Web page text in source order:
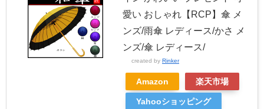
愛い おしゃれ【RCP】傘 メ
ンズ/雨傘 レディース/かさ メ
ンズ/傘 レディース/
created by Rinker
Amazon 楽天市場
Yahooショッピング